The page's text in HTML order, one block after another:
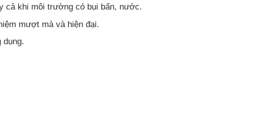
cả khi môi trường có bụi bẩn, nước.
mượt mà và hiện đại.
dụng.